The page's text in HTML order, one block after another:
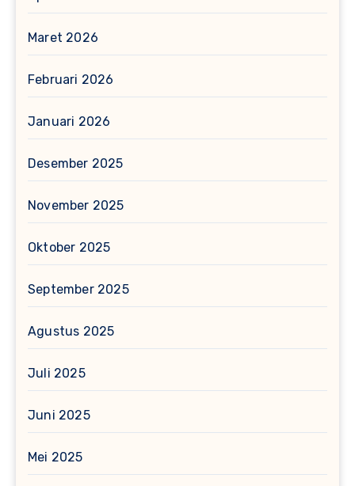
Maret 2026
Februari 2026
Januari 2026
Desember 2025
November 2025
Oktober 2025
September 2025
Agustus 2025
Juli 2025
Juni 2025
Mei 2025